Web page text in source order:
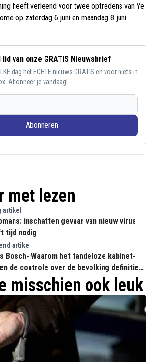
heeft verleend voor twee optredens van Ye
op zaterdag 6 juni en maandag 8 juni.
lid van onze GRATIS Nieuwsbrief
dag het ECHTE nieuws GRATIS en voor niets in
Abonneer je vandaag!
Abonneren
met lezen
artikel
inschatten gevaar van nieuw virus
tijd nodig
artikel
Bosch- Waarom het tandeloze kabinet-
de controle over de bevolking definitief
misschien ook leuk